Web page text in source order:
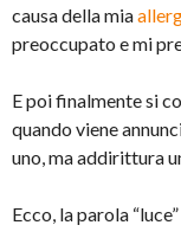
causa della mia
preoccupato e mi
E poi finalmente si
quando viene
uno, ma addirittura
Ecco, la parola